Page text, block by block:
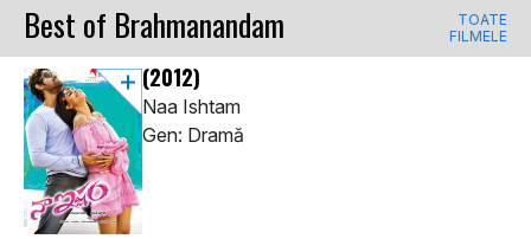
Best of Brahmanandam
TOATE
FILMELE
(2012)
Naa Ishtam
Gen: Dramă